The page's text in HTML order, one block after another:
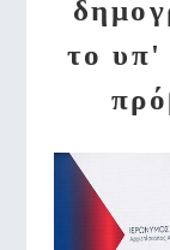
το υπ'